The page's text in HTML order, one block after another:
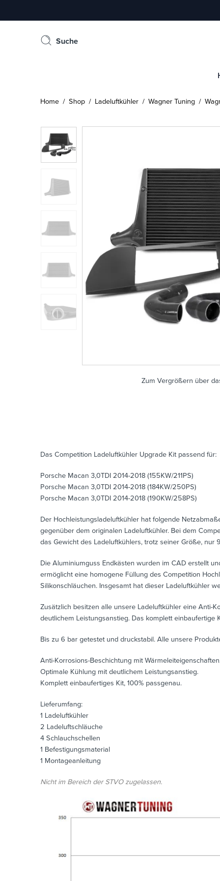
Suche
Home / Shop / Ladeluftkühler / Wagner Tuning /
Zum Vergrößern über
Das Competition Ladeluftkühler Upgrade Kit passend für:
Porsche Macan 3,0TDI 2014-2018 (155KW/211PS)
Porsche Macan 3,0TDI 2014-2018 (184KW/250PS)
Porsche Macan 3,0TDI 2014-2018 (190KW/258PS)
Der Hochleistungsladeluftkühler hat folgende
gegenüber dem originalen Ladeluftkühler. Bei dem
das Gewicht des Ladeluftkühlers, trotz seiner Größe, nur
Die Aluminiumguss Endkästen wurden im CAD erstellt
ermöglicht eine homogene Füllung des Competition
Silikonschläuchen. Insgesamt hat dieser Ladeluftkühler
Zusätzlich besitzen alle unsere Ladeluftkühler eine Anti-
deutlichem Leistungsanstieg. Das komplett
Bis zu 6 bar getestet und druckstabil. Alle unsere
Anti-Korrosions-Beschichtung mit
Optimale Kühlung mit deutlichem Leistungsanstieg.
Komplett einbaufertiges Kit, 100% passgenau.
Lieferumfang:
1 Ladeluftkühler
2 Ladeluftschläuche
4 Schlauchschellen
1 Befestigungsmaterial
1 Montageanleitung
Nicht im Bereich der STVO zugelassen.